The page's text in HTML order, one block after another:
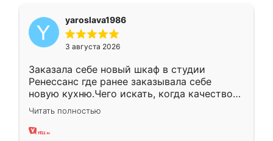
yaroslava1986
3 августа 2026
Заказала себе новый шкаф в студии
Ренессанс где ранее заказывала себе
новую кухню.Чего искать, когда качеством
вполне довольна. Служит кухня уже почти
два года, нареканий нет.
Читать полностью